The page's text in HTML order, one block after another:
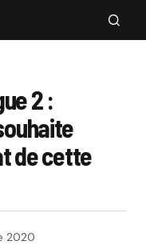
2 :
de cette
2020